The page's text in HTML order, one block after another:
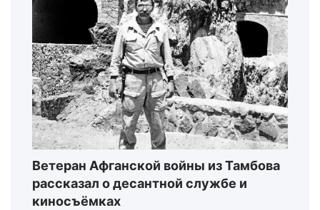
Ветеран Афганской войны из Тамбова
рассказал о десантной службе и
киносъёмках